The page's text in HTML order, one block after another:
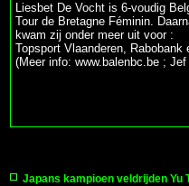
Liesbet De Vocht is 6-voudig
Tour de Bretagne Féminin.
kwam zij onder meer uit voor :
Topsport Vlaanderen,
(Meer info: www.balenbc.be ;
Japans kampioen veldrijden Yu